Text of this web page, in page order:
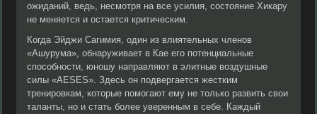
ожиданий, ведь, несмотря на все усилия, состояние Хикару
не меняется и остается критическим.
Когда Эйджи Сагимия, один из влиятельных членов
«Ашурума», обнаруживает в Кае его потенциальные
способности, юношу направляют в элитные воздушные
силы «АЕSES». Здесь он подвергается жестким
тренировкам, которые помогают ему не только развить свои
таланты, но и стать более уверенным в себе. Каждый